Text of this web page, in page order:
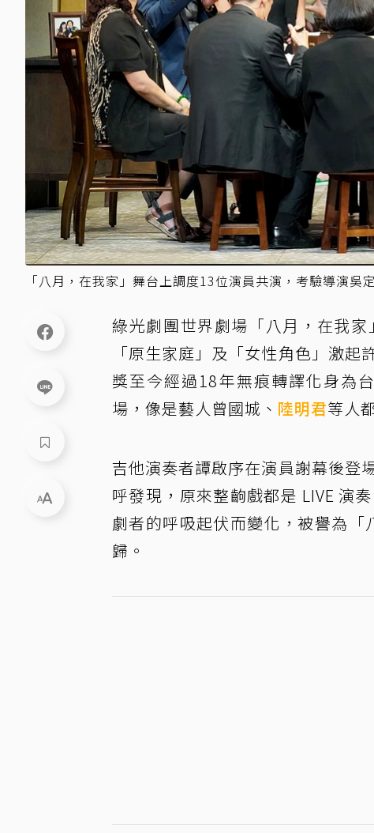
「八月，在我家」舞台上調度13位演員共演，考驗導演
綠光劇團世界劇場「八月，在我
「原生家庭」及「女性角色」激
獎至今經過18年無痕轉譯化身為
場，像是藝人曾國城、 陸明君等人
吉他演奏者譚啟序在演員謝幕後登
呼發現，原來整齣戲都是 LIVE 演
劇者的呼吸起伏而變化，被譽為
歸。